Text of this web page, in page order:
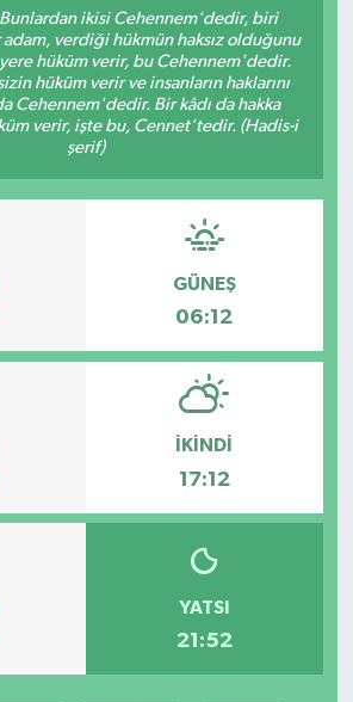
Bunlardan ikisi Cehennem'dedir, biri
verdiği hükmün haksız olduğunu
hüküm verir, bu Cehennem'dedir.
hüküm verir ve insanların haklarını
Cehennem'dedir. Bir kâdı da hakka
verir, işte bu, Cennet'tedir. (Hadis-i
şerif)
GÜNEŞ
06:12
İKINDI
17:12
YATSI
21:52